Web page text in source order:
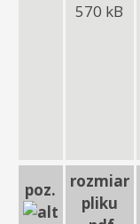
570 kB
poz.
rozmiar
pliku